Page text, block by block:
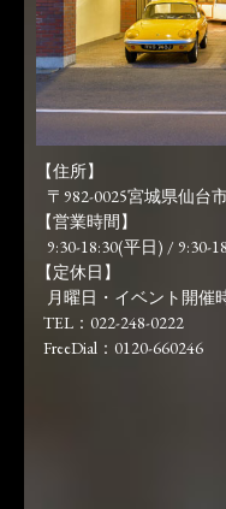
【住所】
〒982-0025宮城県仙台
【営業時間】
9:30-18:30(平日) / 9:30-
【定休日】
月曜日・イベント開催
TEL：022-248-0222
FreeDial：0120-660246